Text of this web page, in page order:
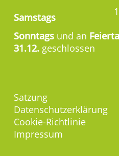
Samstags
Sonntags und an
31.12. geschlossen
Satzung
Datenschutzerklärung
Cookie-Richtlinie
Impressum